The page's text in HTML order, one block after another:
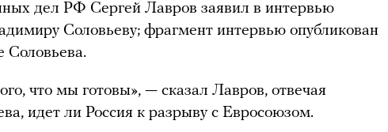
дел РФ Сергей Лавров заявил в интервью
Соловьеву; фрагмент интервью опубликован
Соловьева.
что мы готовы», — сказал Лавров, отвечая
идет ли Россия к разрыву с Евросоюзом.